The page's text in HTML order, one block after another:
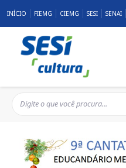
INÍCIO FIEMG CIEMG SESI SENAI